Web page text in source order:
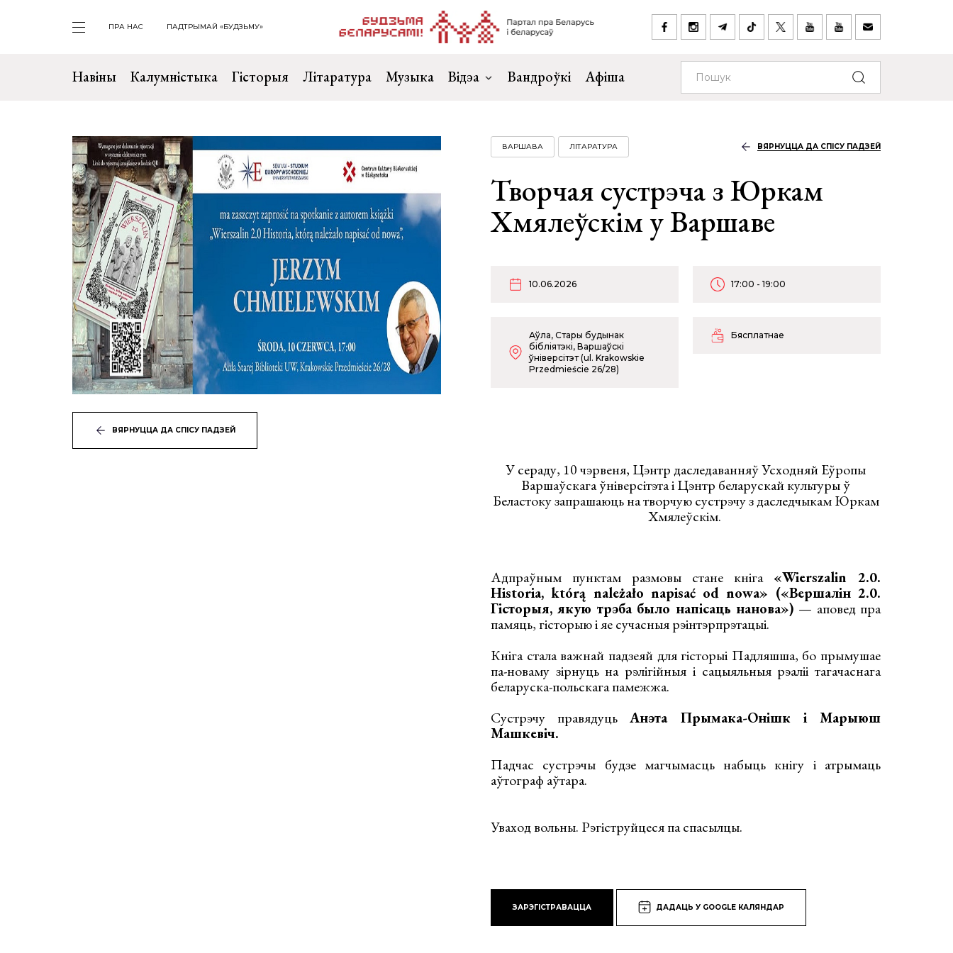
ПРА НАС ПАДТРЫМАЙ «БУДЗЬМУ»
Навіны Калумністыка Гісторыя Літаратура Музыка Відэа Вандроўкі Афіша
ВЯРНУЦЦА ДА СПІСУ ПАДЗЕЙ
ВАРШАВА ЛІТАРАТУРА ВЯРНУЦЦА ДА СПІСУ ПАДЗЕЙ
Творчая сустрэча з Юркам
Хмялеўскім у Варшаве
10.06.2026 17:00 - 19:00
Аўла, Стары будынак
бібліятэкі, Варшаўскі
ўніверсітэт (ul. Krakowskie
Przedmieście 26/28)
Бясплатнае
У сераду, 10 чэрвеня, Цэнтр даследаванняў Усходняй Еўропы
Варшаўскага ўніверсітэта і Цэнтр беларускай культуры ў
Беластоку запрашаюць на творчую сустрэчу з даследчыкам Юркам
Хмялеўскім.
Адпраўным пунктам размовы стане кніга «Wierszalin 2.0.
Historia, którą należało napisać od nowa» («Вершалін 2.0.
Гісторыя, якую трэба было напісаць нанова») — аповед пра
памяць, гісторыю і яе сучасныя рэінтэрпрэтацыі.
Кніга стала важнай падзеяй для гісторыі Падляшша, бо прымушае
па-новаму зірнуць на рэлігійныя і сацыяльныя рэаліі тагачаснага
беларуска-польскага памежжа.
Сустрэчу правядуцьАнэта Прымака-Онішк і Марыюш
Машкевіч.
Падчас сустрэчы будзе магчымасць набыць кнігу і атрымаць
аўтограф аўтара.
Уваход вольны. Рэгіструйцеся па спасылцы.
ЗАРЭГІСТРАВАЦЦА ДАДАЦЬ У GOOGLE КАЛЯНДАР